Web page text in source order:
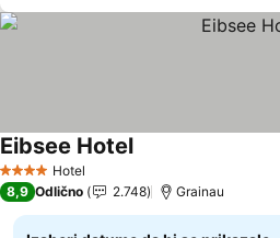
4 ZvezdiceHotel
Eibsee HotelPogledaj cene
8,9 Odlično 2.748 Grainau